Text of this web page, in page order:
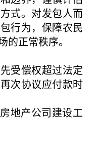
式。对发包人而
行为，保障农民
正常秩序。
受偿权超过法定
次协议应付款时
产公司建设工